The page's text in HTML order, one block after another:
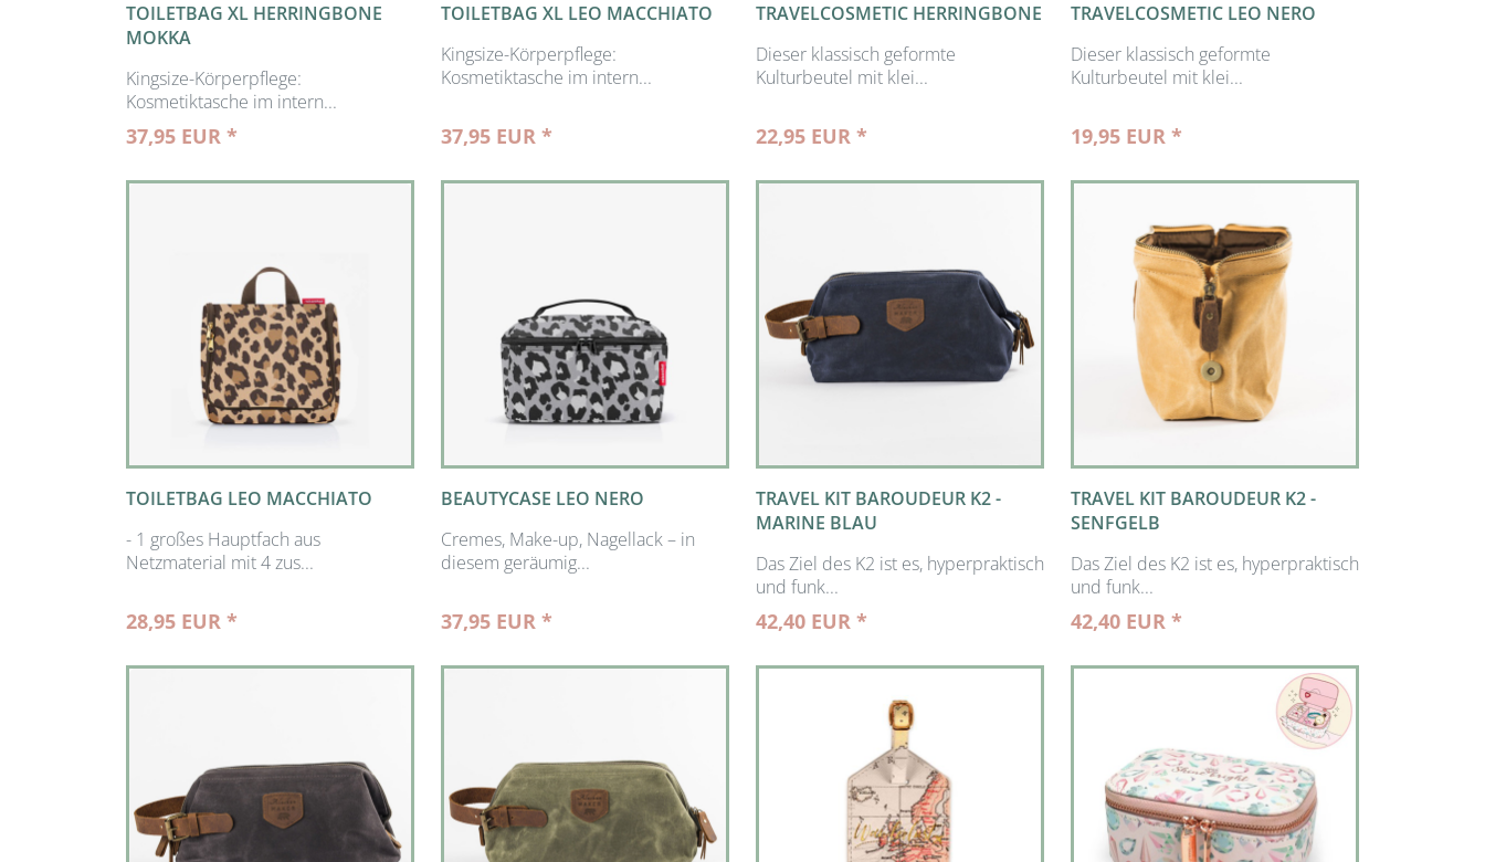
TOILETBAG XL HERRINGBONE
MOKKA
Kingsize-Körperpflege:
Kosmetiktasche im intern...
37,95 EUR *
TOILETBAG XL LEO MACCHIATO
Kingsize-Körperpflege:
Kosmetiktasche im intern...
37,95 EUR *
TRAVELCOSMETIC HERRINGBONE
Dieser klassisch geformte
Kulturbeutel mit klei...
22,95 EUR *
TRAVELCOSMETIC LEO NERO
Dieser klassisch geformte
Kulturbeutel mit klei...
19,95 EUR *
TOILETBAG LEO MACCHIATO
- 1 großes Hauptfach aus
Netzmaterial mit 4 zus...
28,95 EUR *
BEAUTYCASE LEO NERO
Cremes, Make-up, Nagellack – in
diesem geräumig...
37,95 EUR *
TRAVEL KIT BAROUDEUR K2 -
MARINE BLAU
Das Ziel des K2 ist es, hyperpraktisch
und funk...
42,40 EUR *
TRAVEL KIT BAROUDEUR K2 -
SENFGELB
Das Ziel des K2 ist es, hyperpraktisch
und funk...
42,40 EUR *